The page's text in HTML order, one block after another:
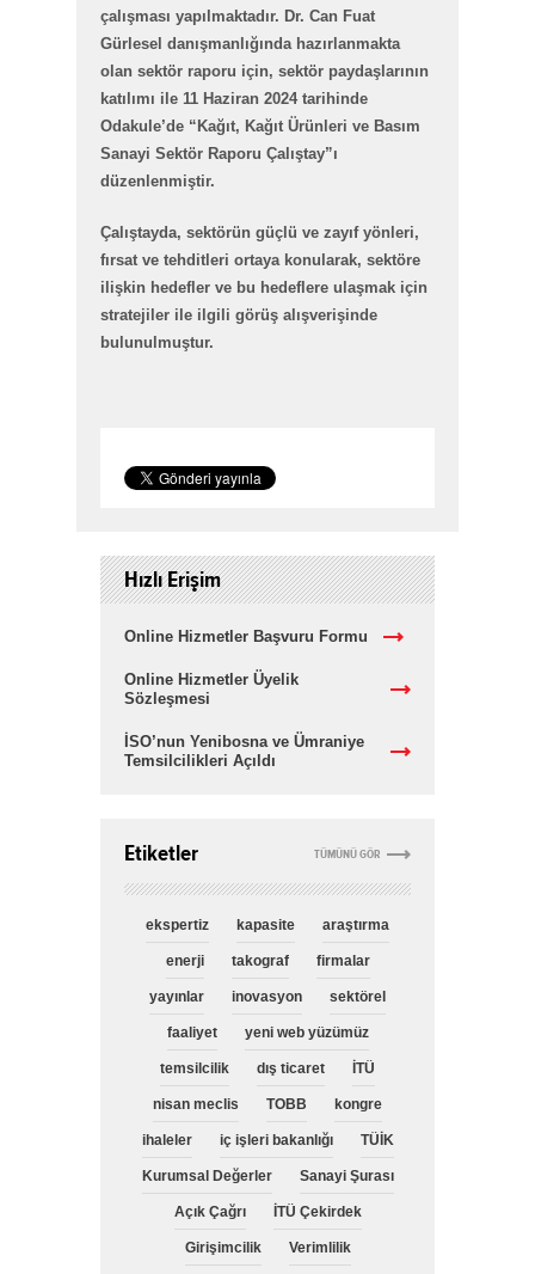
çalışması yapılmaktadır. Dr. Can Fuat
Gürlesel danışmanlığında hazırlanmakta
olan sektör raporu için, sektör paydaşlarının
katılımı ile 11 Haziran 2024 tarihinde
Odakule’de “Kağıt, Kağıt Ürünleri ve Basım
Sanayi Sektör Raporu Çalıştay”ı
düzenlenmiştir.
Çalıştayda, sektörün güçlü ve zayıf yönleri,
fırsat ve tehditleri ortaya konularak, sektöre
ilişkin hedefler ve bu hedeflere ulaşmak için
stratejiler ile ilgili görüş alışverişinde
bulunulmuştur.
Hızlı Erişim
Online Hizmetler Başvuru Formu
Online Hizmetler Üyelik
Sözleşmesi
İSO’nun Yenibosna ve Ümraniye
Temsilcilikleri Açıldı
TÜMÜNÜ GÖR
Etiketler
ekspertiz kapasite araştırma
enerji takograf firmalar
yayınlar inovasyon sektörel
faaliyet yeni web yüzümüz
temsilcilik dış ticaret İTÜ
nisan meclis TOBB kongre
ihaleler iç işleri bakanlığı TÜİK
Kurumsal Değerler Sanayi Şurası
Açık Çağrı İTÜ Çekirdek
Girişimcilik Verimlilik